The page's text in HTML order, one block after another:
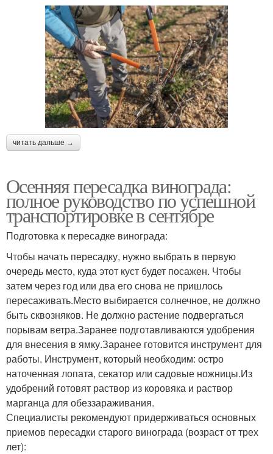
читать дальше →
Осенняя пересадка винограда:
полное руководство по успешной
транспортировке в сентябре
Подготовка к пересадке винограда:
Чтобы начать пересадку, нужно выбрать в первую
очередь место, куда этот куст будет посажен. Чтобы
затем через год или два его снова не пришлось
пересаживать.Место выбирается солнечное, не должно
быть сквозняков. Не должно растение подвергаться
порывам ветра.Заранее подготавливаются удобрения
для внесения в ямку.Заранее готовится инструмент для
работы. Инструмент, который необходим: остро
наточенная лопата, секатор или садовые ножницы.Из
удобрений готовят раствор из коровяка и раствор
марганца для обеззараживания.
Специалисты рекомендуют придерживаться основных
приемов пересадки старого винограда (возраст от трех
лет):